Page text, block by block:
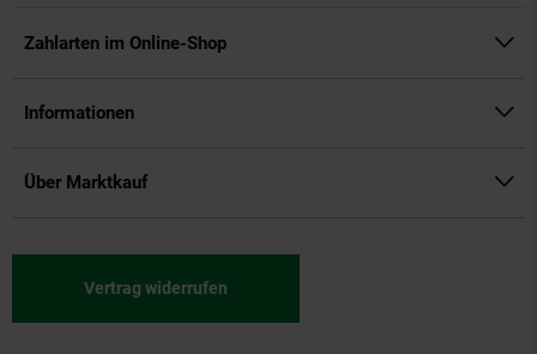
Zahlarten im Online-Shop
Informationen
Über Marktkauf
Vertrag widerrufen